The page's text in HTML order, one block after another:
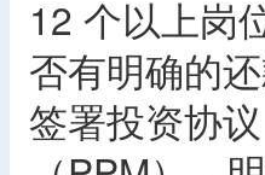
12 个以上岗
否有明确的
签署投资协